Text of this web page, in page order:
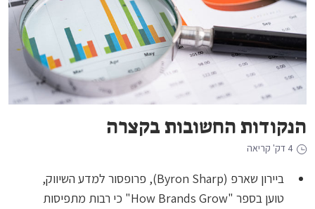
הנקודות החשובות בקצרה
ביירון שארפ (Byron Sharp), פרופסור למדע השיווק,
טוען בספר "How Brands Grow" כי רבות מתפיסות